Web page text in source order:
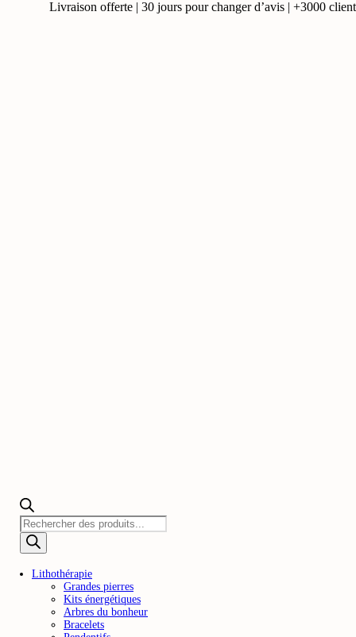
Livraison offerte | 30 jours pour changer d’avis | +3000
Recherche
de
produits
Lithothérapie
Grandes pierres
Kits énergétiques
Arbres du bonheur
Bracelets